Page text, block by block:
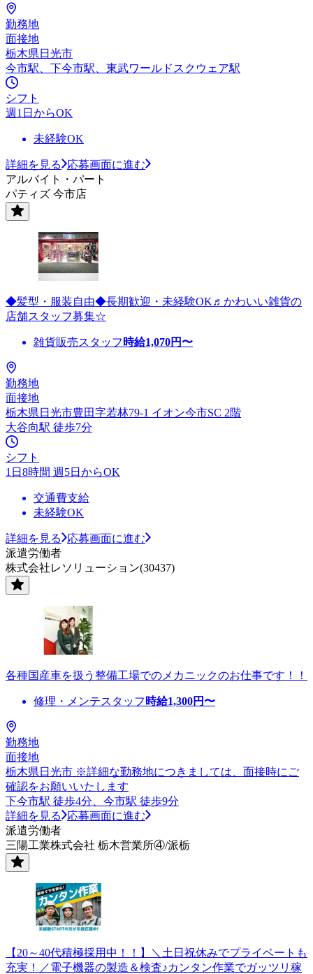
勤務地
面接地
栃木県日光市
今市駅、下今市駅、東武ワールドスクウェア駅
シフト
週1日からOK
未経験OK
詳細を見る
応募画面に進む
アルバイト・パート
パティズ 今市店
◆髪型・服装自由◆長期歓迎・未経験OK♬かわいい雑貨の
店舗スタッフ募集☆
雑貨販売スタッフ 時給1,070円〜
勤務地
面接地
栃木県日光市豊田字若林79-1 イオン今市SC 2階
大谷向駅 徒歩7分
シフト
1日8時間 週5日からOK
交通費支給
未経験OK
詳細を見る
応募画面に進む
派遣労働者
株式会社レソリューション(30437)
各種国産車を扱う整備工場でのメカニックのお仕事です！！
修理・メンテスタッフ 時給1,300円〜
勤務地
面接地
栃木県日光市 ※詳細な勤務地につきましては、面接時にご
確認をお願いいたします
下今市駅 徒歩4分、今市駅 徒歩9分
詳細を見る
応募画面に進む
派遣労働者
三陽工業株式会社 栃木営業所④/派栃
【20～40代積極採用中！！】＼土日祝休みでプライベートも
充実！／電子機器の製造＆検査♪カンタン作業でガッツリ稼